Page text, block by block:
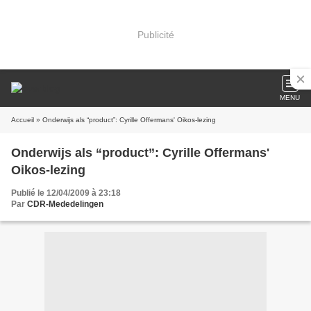
Publicité
MENU
Accueil » Onderwijs als “product”: Cyrille Offermans' Oikos-lezing
Onderwijs als “product”: Cyrille Offermans'
Oikos-lezing
Publié le 12/04/2009 à 23:18
Par CDR-Mededelingen